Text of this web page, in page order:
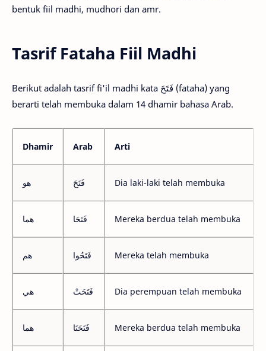
bentuk fiil madhi, mudhori dan amr.
Tasrif Fataha Fiil Madhi
Berikut adalah tasrif fi'il madhi kata فَتَحَ (fataha) yang
berarti telah membuka dalam 14 dhamir bahasa Arab.
Dhamir Arab Arti
هو فَتَحَ Dia laki-laki telah membuka
هما فَتَحَا Mereka berdua telah membuka
هم فَتَحُوا Mereka telah membuka
هي فَتَحَتْ Dia perempuan telah membuka
هما فَتَحَتَا Mereka berdua telah membuka